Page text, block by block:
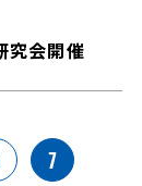
究会開催
7